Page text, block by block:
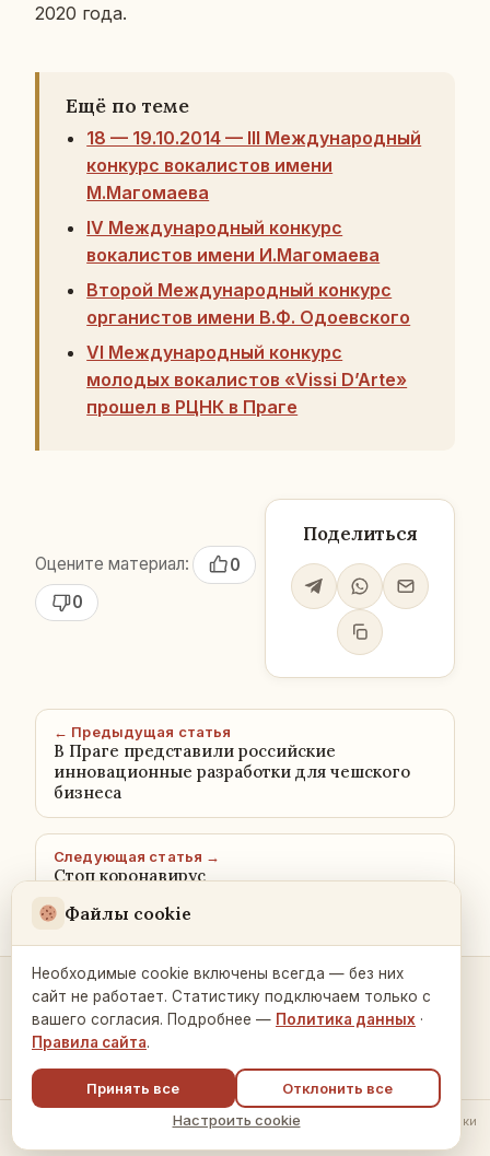
2020 года.
Ещё по теме
18 — 19.10.2014 — III Международный
конкурс вокалистов имени
М.Магомаева
IV Международный конкурс
вокалистов имени И.Магомаева
Второй Международный конкурс
органистов имени В.Ф. Одоевского
VI Международный конкурс
молодых вокалистов «Vissi D’Arte»
прошел в РЦНК в Праге
Оцените материал:
0
0
Поделиться
← Предыдущая статья
В Праге представили российские
инновационные разработки для чешского
бизнеса
Следующая статья →
Стоп коронавирус
Контакты и связь →
© 2026 Русский Дом в Праге ·Политика обработки данных
Настройки
Файлы cookie
Необходимые cookie включены всегда — без них
сайт не работает. Статистику подключаем только с
вашего согласия. Подробнее — Политика данных ·
Правила сайта.
Принять все
Отклонить все
Настроить cookie